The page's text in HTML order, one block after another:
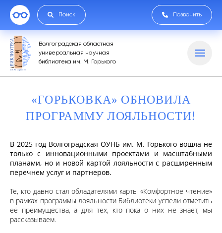
Поиск Позвонить
Волгоградская областная
универсальная научная
библиотека им. М. Горького
«ГОРЬКОВКА» ОБНОВИЛА
ПРОГРАММУ ЛОЯЛЬНОСТИ!
В 2025 год Волгоградская ОУНБ им. М. Горького вошла не
только с инновационными проектами и масштабными
планами, но и новой картой лояльности с расширенным
перечнем услуг и партнеров.
Те, кто давно стал обладателями карты «Комфортное чтение»
в рамках программы лояльности Библиотеки успели отметить
её преимущества, а для тех, кто пока о них не знает, мы
рассказываем.